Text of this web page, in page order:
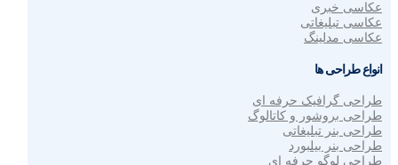
عکاسی خبری
عکاسی تبلیغاتی
عکاسی مدلینگ
انواع طراحی ها
طراحی گرافیک حرفه ای
طراحی بروشور و کاتالوگ
طراحی بنر تبلیغاتی
طراحی بنر بیلبورد
طراحی لوگو حرفه ای